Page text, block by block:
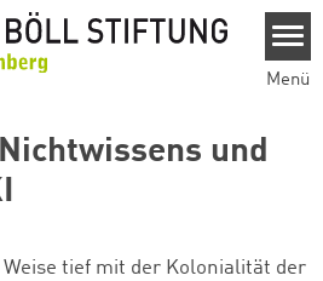
Menü
und
Weise tief mit der Kolonialität der